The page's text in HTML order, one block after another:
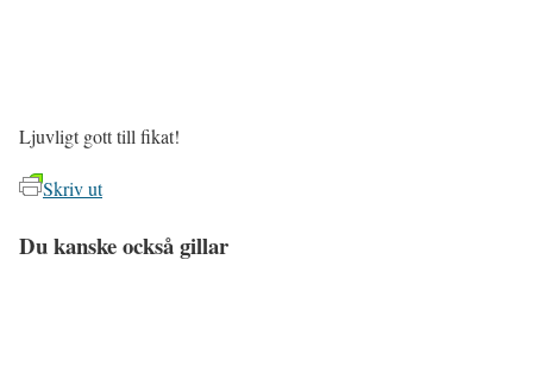
Ljuvligt gott till fikat!
Skriv ut
Du kanske också gillar